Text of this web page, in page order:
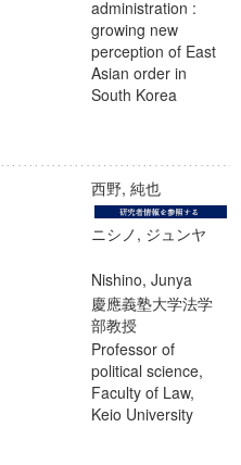
administration :
growing new
perception of East
Asian order in
South Korea
西野, 純也
ニシノ, ジュンヤ
Nishino, Junya
慶應義塾大学法学
部教授
Professor of
political science,
Faculty of Law,
Keio University